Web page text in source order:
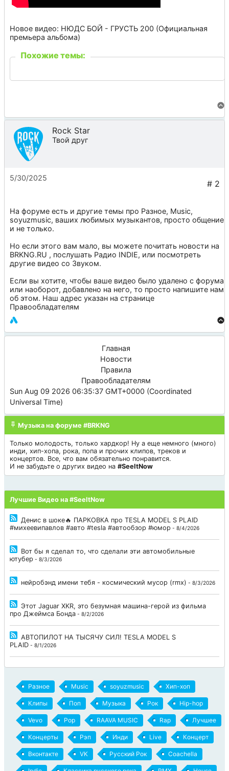
Новое видео: НЮДС БОЙ - ГРУСТЬ 200 (Официальная
премьера альбома)
Похожие темы:
Rock Star
Твой друг
5/30/2025
На форуме есть и другие темы про Разное, Music,
soyuzmusic, ваших любимых музыкантов, просто общение
и не только.
Но если этого вам мало, вы можете почитать новости на
BRKNG.RU , послушать Радио INDIE, или посмотреть
другие видео со Звуком.
Если вы хотите, чтобы ваше видео было удалено с форума
или наоборот, добавлено на него, то просто напишите нам
об этом. Наш адрес указан на странице
Правообладателям
Главная
Новости
Правила
Правообладателям
Sun Aug 09 2026 06:35:37 GMT+0000 (Coordinated
Universal Time)
Музыка на форуме #BRKNG
Только молодость, только хардкор! Ну а еще немного (много)
инди, хип-хопа, рока, попа и прочих клипов, треков и
концертов. Все, что вам обязательно понравится.
И не забудьте о других видео на #SeeItNow
Лучшие Видео на #SeeItNow
Денис в шоке🔥 ПАРКОВКА про TESLA MODEL S PLAID
#михеевипавлов #авто #tesla #автообзор #юмор - 8/4/2026
Вот бы я сделал то, что сделали эти автомобильные
ютубер - 8/3/2026
нейробэнд имени тебя - космический мусор (rmx) - 8/3/2026
Этот Jaguar XKR, это безумная машина-герой из фильма
про Джеймса Бонда - 8/2/2026
АВТОПИЛОТ НА ТЫСЯЧУ СИЛ! TESLA MODEL S
PLAID - 8/1/2026
Разное Music soyuzmusic Хип-хоп
Клипы Поп Музыка Рок Hip-hop
Vevo Pop RAAVA MUSIC Rap Лучшее
Концерты Рэп Инди Live Концерт
Вконтакте VK Русский Рок Coachella